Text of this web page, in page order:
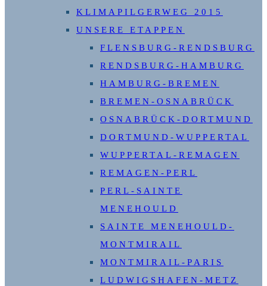
KLIMAPILGERWEG 2015
UNSERE ETAPPEN
FLENSBURG-RENDSBURG
RENDSBURG-HAMBURG
HAMBURG-BREMEN
BREMEN-OSNABRÜCK
OSNABRÜCK-DORTMUND
DORTMUND-WUPPERTAL
WUPPERTAL-REMAGEN
REMAGEN-PERL
PERL-SAINTE
MENEHOULD
SAINTE MENEHOULD-
MONTMIRAIL
MONTMIRAIL-PARIS
LUDWIGSHAFEN-METZ